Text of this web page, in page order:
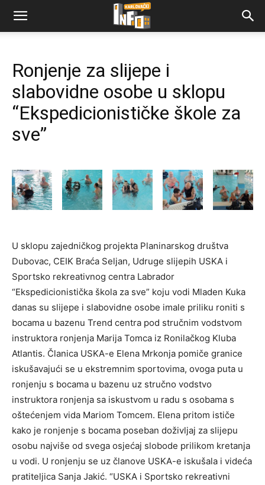
Ronjenje za slijepe i
slabovidne osobe u sklopu
“Ekspedicionističke škole za
sve”
U sklopu zajedničkog projekta Planinarskog društva
Dubovac, CEIK Braća Seljan, Udruge slijepih USKA i
Sportsko rekreativnog centra Labrador
“Ekspedicionistička škola za sve” koju vodi Mladen Kuka
danas su slijepe i slabovidne osobe imale priliku roniti s
bocama u bazenu Trend centra pod stručnim vodstvom
instruktora ronjenja Marija Tomca iz Ronilačkog Kluba
Atlantis. Članica USKA-e Elena Mrkonja pomiče granice
iskušavajući se u ekstremnim sportovima, ovoga puta u
ronjenju s bocama u bazenu uz stručno vodstvo
instruktora ronjenja sa iskustvom u radu s osobama s
oštećenjem vida Mariom Tomcem. Elena pritom ističe
kako je ronjenje s bocama poseban doživljaj za slijepu
osobu najviše od svega osjećaj slobode prilikom kretanja
u vodi. U ronjenju se uz članove USKA-e iskušala i videća
pratiteljica Sanja Jakić. “USKA i Sportsko rekreativni